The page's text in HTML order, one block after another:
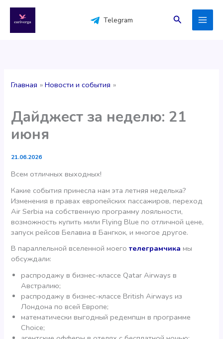
содержимому
Telegram Поиск
Главная Новости и события
Дайджест за неделю: 21
июня
21.06.2026
Всем отличных выходных!
Какие события принесла нам эта летняя неделька?
Изменения в правах европейских пассажиров, переход
Air Serbia на собственную программу лояльности,
возможность купить мили Flying Blue по отличной цене,
запуск рейсов Белавиа в Бангкок, и многое другое.
В параллельной вселенной моеготелеграмчика мы
обсуждали:
распродажу в бизнес-классе Qatar Airways в
Австралию;
распродажу в бизнес-классе British Airways из
Лондона по всей Европе;
математически выгодный редемпшн в программе
Choice;